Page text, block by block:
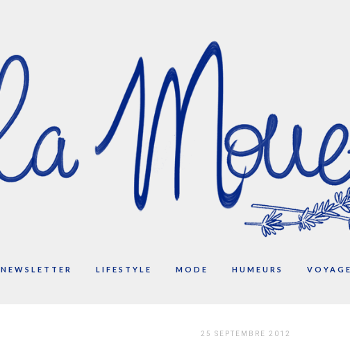
NEWSLETTER LIFESTYLE MODE HUMEURS
25 SEPTEMBRE 2012